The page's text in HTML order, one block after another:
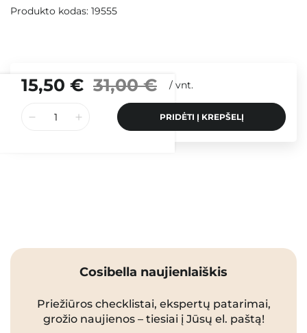
15,50 € 31,00 € / vnt.
PRIDĖTI Į KREPŠELĮ
Produkto kodas: 19555
Cosibella naujienlaiškis
Priežiūros checklistai, ekspertų patarimai,
grožio naujienos – tiesiai į Jūsų el. paštą!